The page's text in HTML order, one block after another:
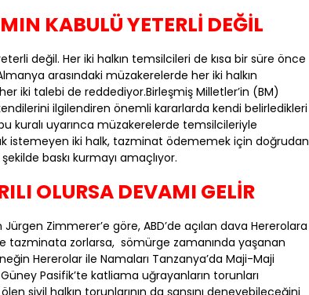
KABULÜ YETERLİ DEĞİL
değil. Her iki halkın temsilcileri de kısa bir süre önce
arasındaki müzakerelerde her iki halkın
iki talebi de reddediyor.Birleşmiş Milletler’in (BM)
ilgilendiren önemli kararlarda kendi belirledikleri
kuralı uyarınca müzakerelerde temsilcileriyle
istemeyen iki halk, tazminat ödememek için doğrudan
baskı kurmayı amaçlıyor.
OLURSA DEVAMI GELİR
Zimmerer’e göre, ABD’de açılan dava Hererolara
tazminata zorlarsa, sömürge zamanında yaşanan
Hererolar ile Namaları Tanzanya’da Maji-Maji
Pasifik’te katliama uğrayanların torunları